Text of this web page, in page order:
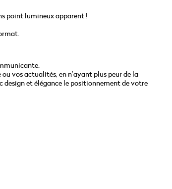
point lumineux apparent !
vos actualités, en n’ayant plus peur de la
design et élégance le positionnement de votre